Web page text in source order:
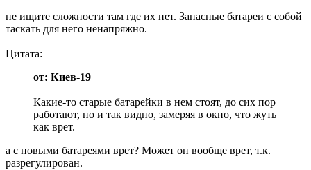
не ищите сложности там где их нет. Запасные батареи с собой
таскать для него ненапряжно.
Цитата:
от: Киев-19
Какие-то старые батарейки в нем стоят, до сих пор
работают, но и так видно, замеряя в окно, что жуть
как врет.
а с новыми батареями врет? Может он вообще врет, т.к.
разрегулирован.